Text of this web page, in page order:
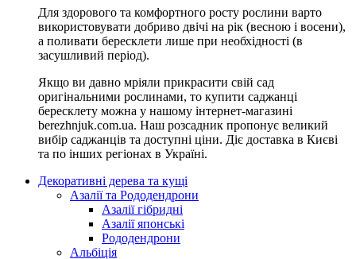
Для здорового та комфортного росту рослини варто
використовувати добриво двічі на рік (весною і восени),
а поливати бересклети лише при необхідності (в
засушливий період).
Якщо ви давно мріяли прикрасити свій сад
оригінальними рослинами, то купити саджанці
бересклету можна у нашому інтернет-магазині
berezhnjuk.com.ua. Наш розсадник пропонує великий
вибір саджанців та доступні ціни. Діє доставка в Києві
та по інших регіонах в Україні.
Декоративні дерева та кущі
Азалії та Рододендрони
Азалії гібридні
Азалії японські
Рододендрони
Альбіція